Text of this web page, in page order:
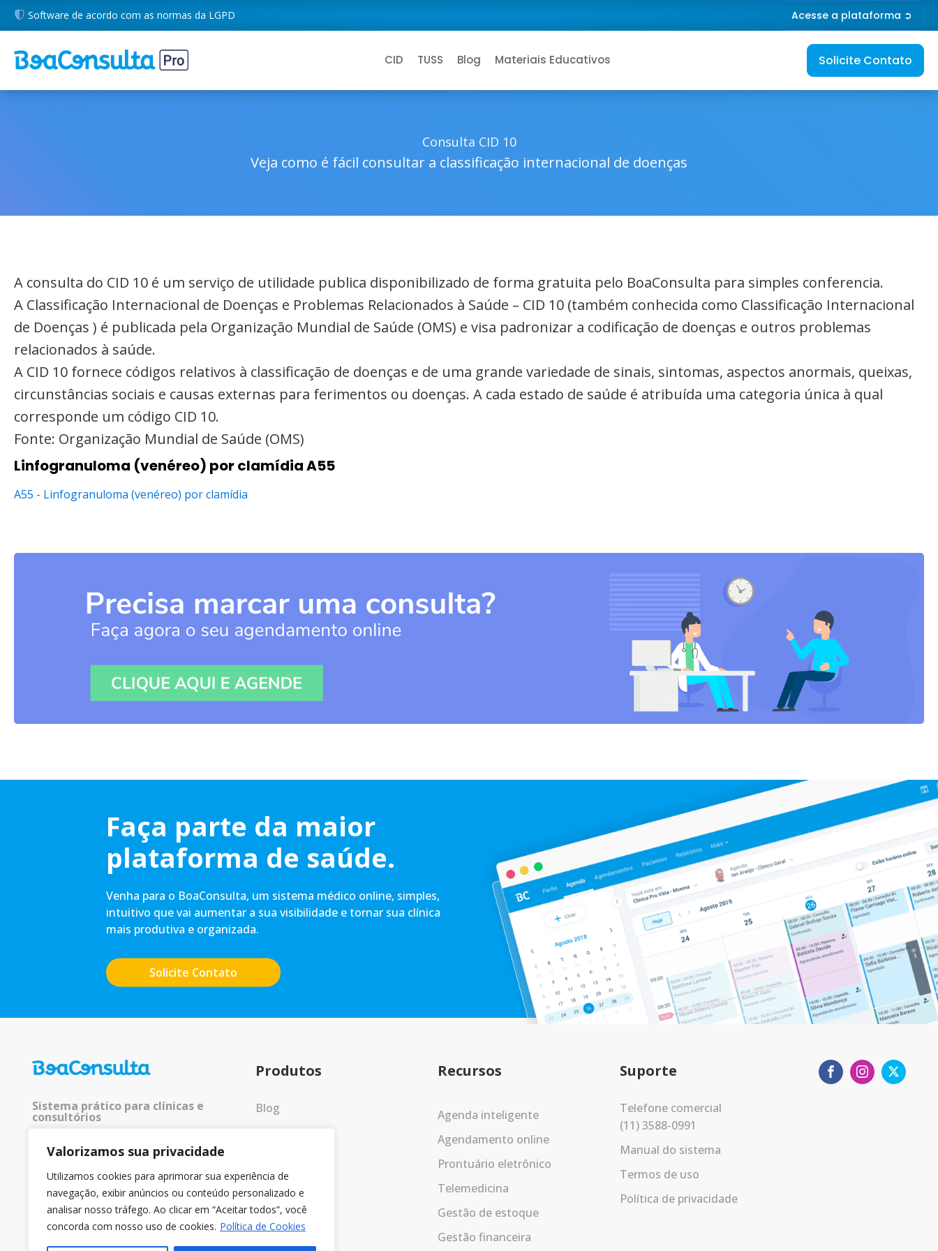
Valorizamos sua privacidade
Utilizamos cookies para aprimorar sua experiência de
navegação, exibir anúncios ou conteúdo personalizado e
analisar nosso tráfego. Ao clicar em “Aceitar todos”, você
concorda com nosso uso de cookies. Política de Cookies
Software de acordo com as normas da LGPD Acesse a plataforma ➲
CID TUSS Blog Materiais Educativos Solicite Contato
Consulta CID 10
Veja como é fácil consultar a classificação internacional de doenças
A consulta do CID 10 é um serviço de utilidade publica disponibilizado de forma gratuita pelo BoaConsulta para simples conferencia.
A Classificação Internacional de Doenças e Problemas Relacionados à Saúde – CID 10 (também conhecida como Classificação Internacional
de Doenças ) é publicada pela Organização Mundial de Saúde (OMS) e visa padronizar a codificação de doenças e outros problemas
relacionados à saúde.
A CID 10 fornece códigos relativos à classificação de doenças e de uma grande variedade de sinais, sintomas, aspectos anormais, queixas,
circunstâncias sociais e causas externas para ferimentos ou doenças. A cada estado de saúde é atribuída uma categoria única à qual
corresponde um código CID 10.
Fonte: Organização Mundial de Saúde (OMS)
Linfogranuloma (venéreo) por clamídia A55
A55 - Linfogranuloma (venéreo) por clamídia
Faça parte da maior
plataforma de saúde.
Venha para o BoaConsulta, um sistema médico online, simples,
intuitivo que vai aumentar a sua visibilidade e tornar sua clínica
mais produtiva e organizada.
Solicite Contato
Sistema prático para clínicas e
consultórios
© 2025 Todos os direitos
Produtos
Blog
Recursos
Agenda inteligente
Agendamento online
Prontuário eletrônico
Telemedicina
Gestão de estoque
Gestão financeira
Suporte
Telefone comercial
(11) 3588-0991
Manual do sistema
Termos de uso
Política de privacidade